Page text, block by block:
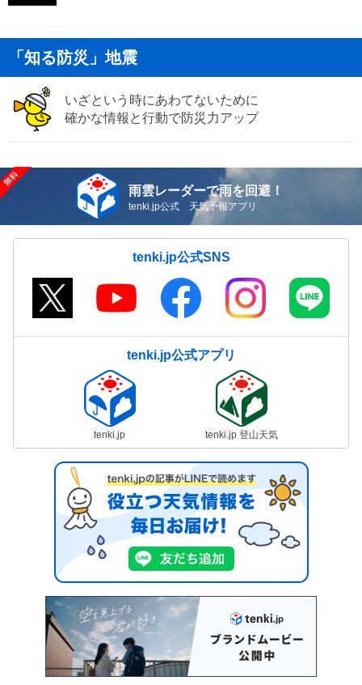
「知る防災」地震
いざという時にあわてないために
確かな情報と行動で防災力アップ
雨雲レーダーで雨を回避！
tenki.jp公式 天気予報アプリ
tenki.jp公式SNS
tenki.jp公式アプリ
tenki.jp tenki.jp 登山天気